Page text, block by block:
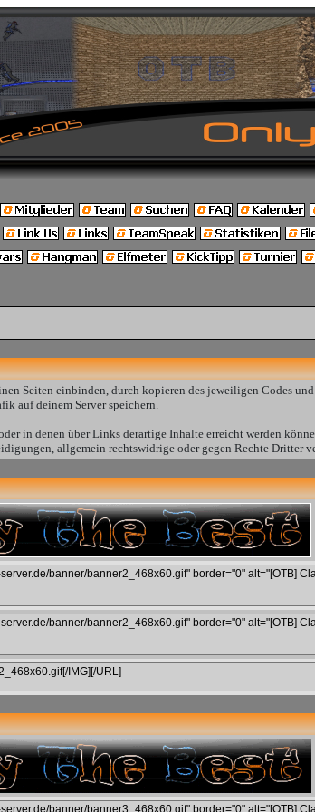
Seiten einbinden, durch kopieren des jeweiligen Codes
auf deinem Server speichern.
in denen über Links derartige Inhalte erreicht werden
allgemein rechtswidrige oder gegen Rechte Dritter